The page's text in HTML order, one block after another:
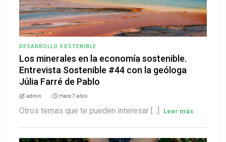
DESARROLLO SOSTENIBLE
Los minerales en la economía sostenible.
Entrevista Sostenible #44 con la geóloga
Júlia Farré de Pablo
admin Hace 7 años
Otros temas que te pueden interesar [...] Leer más